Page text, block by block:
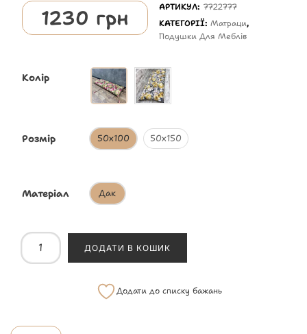
1230 грн АРТИКУЛ: 7722777
КАТЕГОРІЇ:Матраци,
Подушки Для Меблів
Колір
Розмір 50х100 50х150
Матеріал Дак
ДОДАТИ В КОШИК
Додати до списку бажань